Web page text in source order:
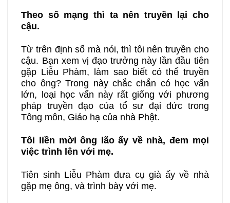
Theo số mạng thì ta nên truyền lại cho
cậu.
Từ trên định số mà nói, thì tôi nên truyền cho
cậu. Bạn xem vị đạo trưởng này lần đầu tiên
gặp Liễu Phàm, làm sao biết có thể truyền
cho ông? Trong này chắc chắn có học vấn
lớn, loại học vấn này rất giống với phương
pháp truyền đạo của tổ sư đại đức trong
Tông môn, Giáo hạ của nhà Phật.
Tôi liền mời ông lão ấy về nhà, đem mọi
việc trình lên với mẹ.
Tiên sinh Liễu Phàm đưa cụ già ấy về nhà
gặp mẹ ông, và trình bày với mẹ.